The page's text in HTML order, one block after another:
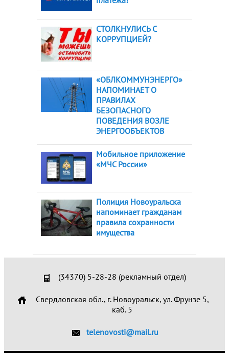
СТОЛКНУЛИСЬ С
КОРРУПЦИЕЙ?
«ОБЛКОММУНЭНЕРГО»
НАПОМИНАЕТ О
ПРАВИЛАХ
БЕЗОПАСНОГО
ПОВЕДЕНИЯ ВОЗЛЕ
ЭНЕРГООБЪЕКТОВ
Мобильное приложение
«МЧС России»
Полиция Новоуральска
напоминает гражданам
правила сохранности
имущества
(34370) 5-28-28 (рекламный отдел)
Свердловская обл., г. Новоуральск, ул. Фрунзе 5,
каб. 5
telenovosti@mail.ru